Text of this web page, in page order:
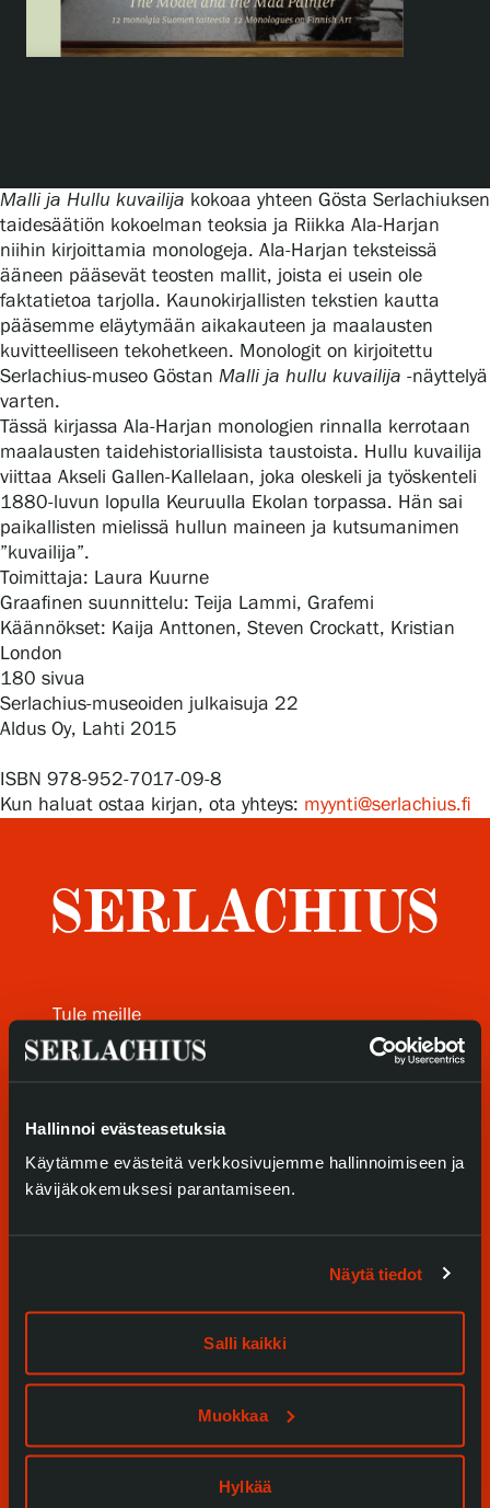
Hallinnoi evästeasetuksia
Käytämme evästeitä verkkosivujemme hallinnoimiseen ja
kävijäkokemuksesi parantamiseen.
Näytä tiedot
Salli kaikki
Muokkaa
Hylkää
Näyttelyt
Palvelumme
Kokoelmat ja museo
Serlachius Residenssi
SERLACHIUS+
Gösta Serlachiuksen taidesäätiö
Yhteystiedot
Ravintola Gösta
Serlachius Taidesauna
Serlachius Art & Sauna Express
Vastuullisuus
Esteettömyys
Verkkokauppa
Malli ja Hullu kuvailija kokoaa yhteen Gösta Serlachiuksen
taidesäätiön kokoelman teoksia ja Riikka Ala-Harjan
niihin kirjoittamia monologeja. Ala-Harjan teksteissä
ääneen pääsevät teosten mallit, joista ei usein ole
faktatietoa tarjolla. Kaunokirjallisten tekstien kautta
pääsemme eläytymään aikakauteen ja maalausten
kuvitteelliseen tekohetkeen. Monologit on kirjoitettu
Serlachius-museo Göstan Malli ja hullu kuvailija -näyttelyä
varten.
Tässä kirjassa Ala-Harjan monologien rinnalla kerrotaan
maalausten taidehistoriallisista taustoista. Hullu kuvailija
viittaa Akseli Gallen-Kallelaan, joka oleskeli ja työskenteli
1880-luvun lopulla Keuruulla Ekolan torpassa. Hän sai
paikallisten mielissä hullun maineen ja kutsumanimen
”kuvailija”.
Toimittaja: Laura Kuurne
Graafinen suunnittelu: Teija Lammi, Grafemi
Käännökset: Kaija Anttonen, Steven Crockatt, Kristian
London
180 sivua
Serlachius-museoiden julkaisuja 22
Aldus Oy, Lahti 2015
ISBN 978-952-7017-09-8
Kun haluat ostaa kirjan, ota yhteys: myynti@serlachius.fi
Tule meille
Näyttelyt
Tapahtumat
Palvelumme
Yhteystiedot